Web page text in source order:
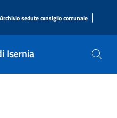
Archivio sedute consiglio comunale |
Isernia